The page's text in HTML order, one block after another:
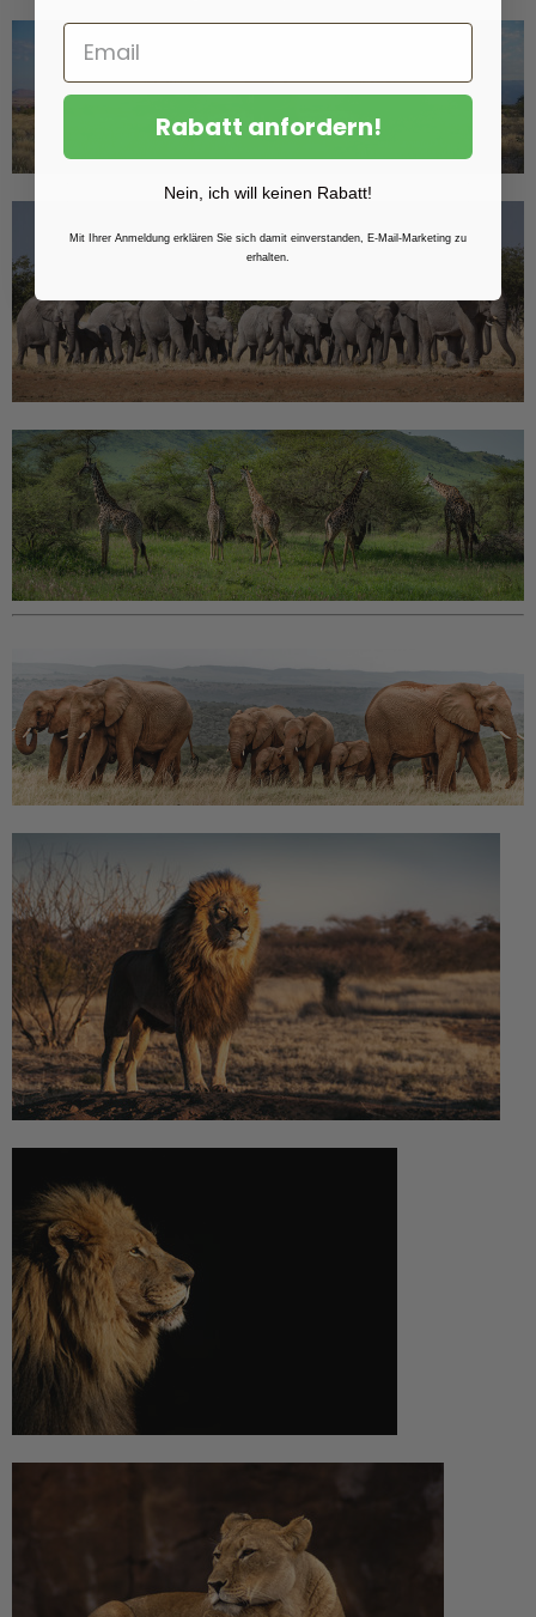
Rabatt anfordern!
Nein, ich will keinen Rabatt!
Mit Ihrer Anmeldung erklären Sie sich damit einverstanden, E-Mail-Marketing zu
erhalten.